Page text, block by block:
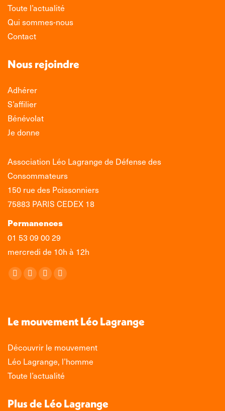
Toute l’actualité
Qui sommes-nous
Contact
Nous rejoindre
Adhérer
S’affilier
Bénévolat
Je donne
Association Léo Lagrange de Défense des
Consommateurs
150 rue des Poissonniers
75883 PARIS CEDEX 18
Permanences
01 53 09 00 29
mercredi de 10h à 12h
Retrouvez-nous sur :
La
s'ouvre
une
nouvelle
fenêtre
La
s'ouvre
une
fenêtre
La
s'ouvre
une
nouvelle
fenêtre
La
s'ouvre
une
nouvelle
fenêtre
Le mouvement Léo Lagrange
Découvrir le mouvement
Léo Lagrange, l’homme
Toute l’actualité
Plus de Léo Lagrange